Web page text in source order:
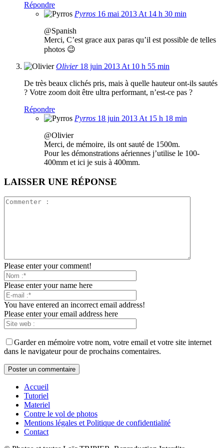
Répondre
Pyrros 16 mai 2013 At 14 h 30 min
@Spanish
Merci, C’est grace aux paras qu’il est possible de telles
photos 😉
Olivier 18 juin 2013 At 10 h 55 min
De très beaux clichés pris, mais à quelle hauteur ont-ils sautés
? Votre zoom doit être ultra performant, n’est-ce pas ?
Répondre
Pyrros 18 juin 2013 At 15 h 18 min
@Olivier
Merci, de mémoire, ils ont sauté de 1500m.
Pour les démonstrations aériennes j’utilise le 100-
400mm et ici je suis à 400mm.
LAISSER UNE RÉPONSE
Please enter your comment!
Please enter your name here
You have entered an incorrect email address!
Please enter your email address here
Garder en mémoire votre nom, votre email et votre site internet
dans le navigateur pour de prochains comentaires.
Accueil
Tutoriel
Materiel
Contre le vol de photos
Mentions légales et Politique de confidentialité
Contact